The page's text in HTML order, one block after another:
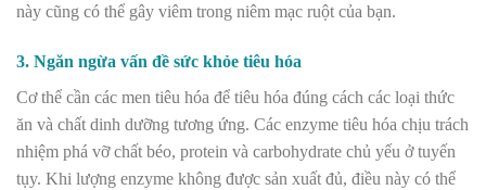
này cũng có thể gây viêm trong niêm mạc ruột của bạn.
3. Ngăn ngừa vấn đề sức khỏe tiêu hóa
Cơ thể cần các men tiêu hóa để tiêu hóa đúng cách các loại thức
ăn và chất dinh dưỡng tương ứng. Các enzyme tiêu hóa chịu trách
nhiệm phá vỡ chất béo, protein và carbohydrate chủ yếu ở tuyến
tụy. Khi lượng enzyme không được sản xuất đủ, điều này có thể